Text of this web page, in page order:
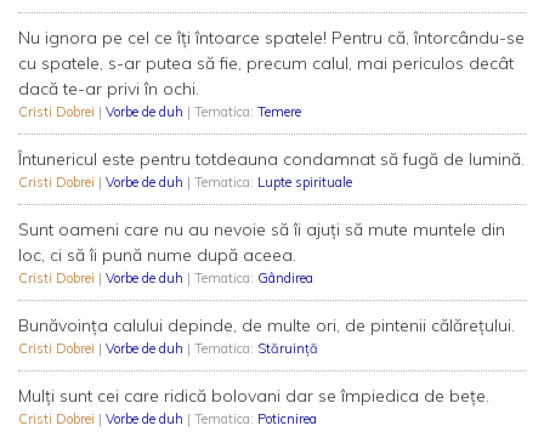
Nu ignora pe cel ce îţi întoarce spatele! Pentru că, întorcându-se
cu spatele, s-ar putea să fie, precum calul, mai periculos decât
dacă te-ar privi în ochi.
Cristi Dobrei | Vorbe de duh | Tematica: Temere
Întunericul este pentru totdeauna condamnat să fugă de lumină.
Cristi Dobrei | Vorbe de duh | Tematica: Lupte spirituale
Sunt oameni care nu au nevoie să îi ajuți să mute muntele din
loc, ci să îi pună nume după aceea.
Cristi Dobrei | Vorbe de duh | Tematica: Gândirea
Bunăvoința calului depinde, de multe ori, de pintenii călărețului.
Cristi Dobrei | Vorbe de duh | Tematica: Stăruință
Mulți sunt cei care ridică bolovani dar se împiedica de bețe.
Cristi Dobrei | Vorbe de duh | Tematica: Poticnirea